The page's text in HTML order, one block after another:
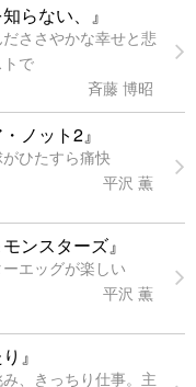
らない、』
ささやかな幸せと悲
で
斉藤 博昭
ノット2』
ひたすら痛快
平沢 薫
ンスターズ』
エッグが楽しい
平沢 薫
』
、きっちり仕事。主